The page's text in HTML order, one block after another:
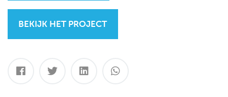
BEKIJK HET PROJECT